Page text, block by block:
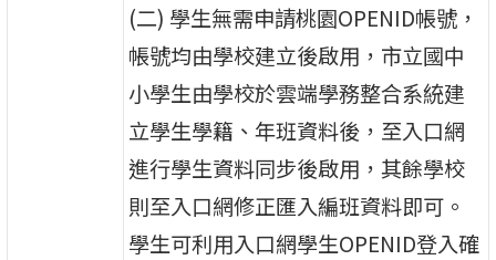
(二) 學生無需申請桃園OPENID帳號，
帳號均由學校建立後啟用，市立國中
小學生由學校於雲端學務整合系統建
立學生學籍、年班資料後，至入口網
進行學生資料同步後啟用，其餘學校
則至入口網修正匯入編班資料即可。
學生可利用入口網學生OPENID登入確